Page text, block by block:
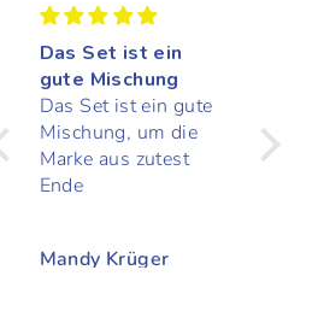
Das Deo ist echt
Das Deo ist echt
super
Mandy Krüger
Deo's